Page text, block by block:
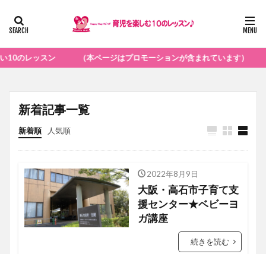
（本ページはプロモーションが含まれています）
新着記事一覧
新着順 人気順
ベビーヨガ 2022年8月9日
大阪・高石市子育て支
援センター★ベビーヨ
ガ講座
続きを読む